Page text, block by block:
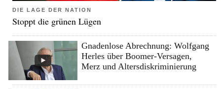
DIE LAGE DER NATION
Stoppt die grünen Lügen
Gnadenlose Abrechnung: Wolfgang
Herles über Boomer-Versagen,
Merz und Altersdiskriminierung